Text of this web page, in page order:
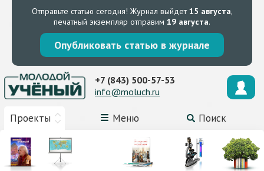
Отправьте статью сегодня! Журнал выйдет15 августа,
печатный экземпляр отправим 19 августа.
Опубликовать статью в журнале
Проекты Меню Поиск
+7 (843) 500-57-53
info@moluch.ru